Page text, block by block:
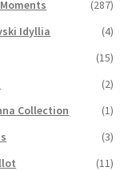
(287)
Idyllia
(4)
(15)
(2)
Collection
(1)
(3)
(11)